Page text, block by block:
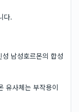
다.
남성호르몬의 합성
유사체는 부작용이